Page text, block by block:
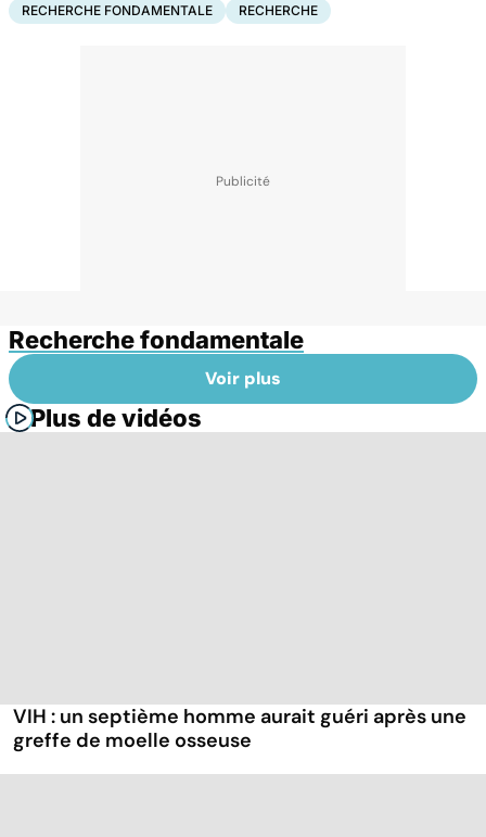
RECHERCHE FONDAMENTALE RECHERCHE
Recherche fondamentale
Voir plus
Plus de vidéos
VIH : un septième homme aurait guéri après une
greffe de moelle osseuse